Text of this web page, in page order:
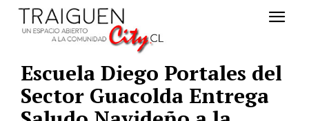
Escuela Diego Portales del
Sector Guacolda Entrega